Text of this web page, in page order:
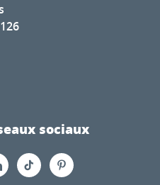
sociaux